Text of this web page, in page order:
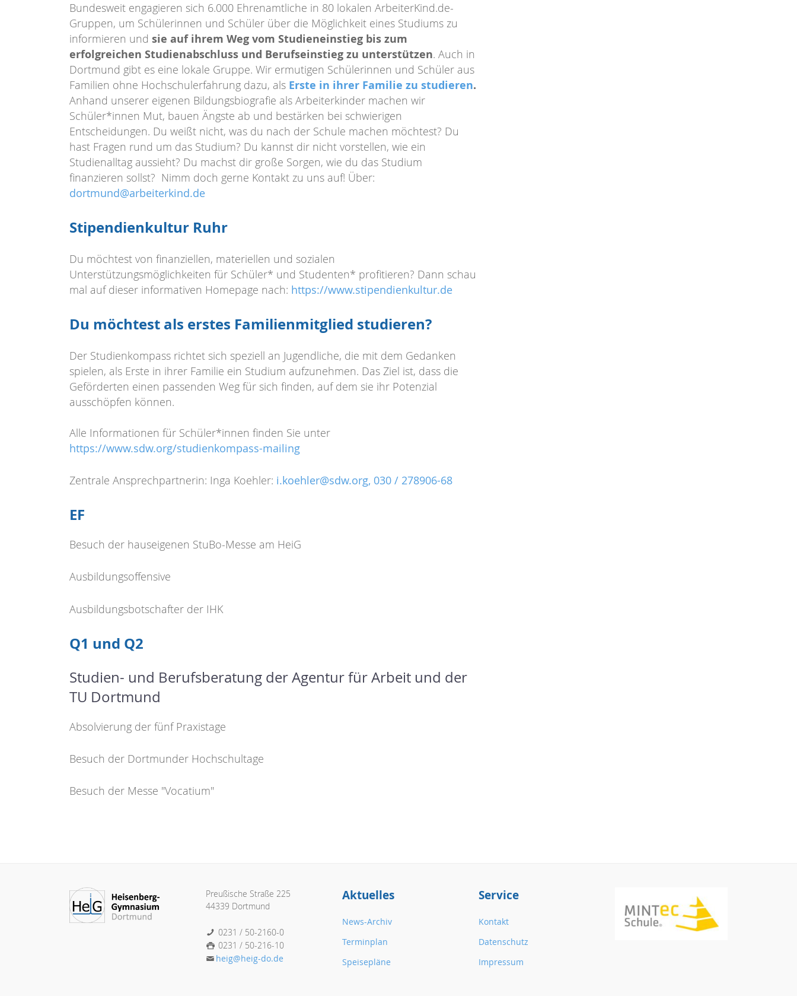
Bundesweit engagieren sich 6.000 Ehrenamtliche in 80 lokalen ArbeiterKind.de-
Gruppen, um Schülerinnen und Schüler über die Möglichkeit eines Studiums zu
informieren und sie auf ihrem Weg vom Studieneinstieg bis zum
erfolgreichen Studienabschluss und Berufseinstieg zu unterstützen. Auch in
Dortmund gibt es eine lokale Gruppe. Wir ermutigen Schülerinnen und Schüler aus
Familien ohne Hochschulerfahrung dazu, als Erste in ihrer Familie zu studieren.
Anhand unserer eigenen Bildungsbiografie als Arbeiterkinder machen wir
Schüler*innen Mut, bauen Ängste ab und bestärken bei schwierigen
Entscheidungen. Du weißt nicht, was du nach der Schule machen möchtest? Du
hast Fragen rund um das Studium? Du kannst dir nicht vorstellen, wie ein
Studienalltag aussieht? Du machst dir große Sorgen, wie du das Studium
finanzieren sollst? Nimm doch gerne Kontakt zu uns auf! Über:
dortmund@arbeiterkind.de
Stipendienkultur Ruhr
Du möchtest von finanziellen, materiellen und sozialen
Unterstützungsmöglichkeiten für Schüler* und Studenten* profitieren? Dann schau
mal auf dieser informativen Homepage nach: https://www.stipendienkultur.de
Du möchtest als erstes Familienmitglied studieren?
Der Studienkompass richtet sich speziell an Jugendliche, die mit dem Gedanken
spielen, als Erste in ihrer Familie ein Studium aufzunehmen. Das Ziel ist, dass die
Geförderten einen passenden Weg für sich finden, auf dem sie ihr Potenzial
ausschöpfen können.
Alle Informationen für Schüler*innen finden Sie unter
https://www.sdw.org/studienkompass-mailing
Zentrale Ansprechpartnerin: Inga Koehler: i.koehler@sdw.org, 030 / 278906-68
EF
Besuch der hauseigenen StuBo-Messe am HeiG
Ausbildungsoffensive
Ausbildungsbotschafter der IHK
Q1 und Q2
Studien- und Berufsberatung der Agentur für Arbeit und der
TU Dortmund
Absolvierung der fünf Praxistage
Besuch der Dortmunder Hochschultage
Besuch der Messe "Vocatium"
Preußische Straße 225
44339 Dortmund
0231 / 50-2160-0
0231 / 50-216-10
heig@heig-do.de
Aktuelles
News-Archiv
Terminplan
Speisepläne
Service
Kontakt
Datenschutz
Impressum